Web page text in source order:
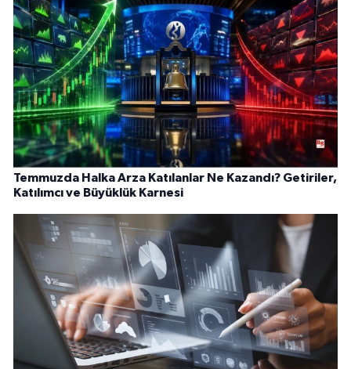
Temmuzda Halka Arza Katılanlar Ne Kazandı? Getiriler,
Katılımcı ve Büyüklük Karnesi